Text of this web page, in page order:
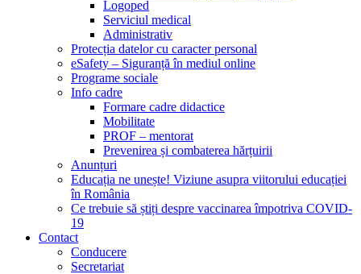
Logoped
Serviciul medical
Administrativ
Protecția datelor cu caracter personal
eSafety – Siguranță în mediul online
Programe sociale
Info cadre
Formare cadre didactice
Mobilitate
PROF – mentorat
Prevenirea și combaterea hărțuirii
Anunțuri
Educația ne unește! Viziune asupra viitorului educației
în România
Ce trebuie să știți despre vaccinarea împotriva COVID-
19
Contact
Conducere
Secretariat